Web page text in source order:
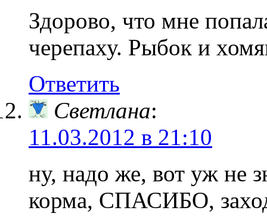
Здорово, что мне
черепаху. Рыбок и
Ответить
Светлана:
11.03.2012 в 21:10
ну, надо же, вот уж не
корма, СПАСИБО,